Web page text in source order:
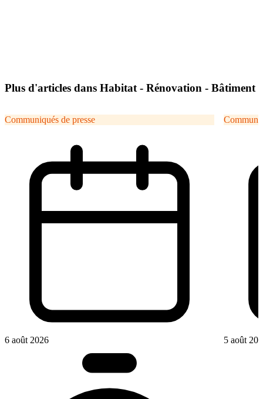
Plus d'articles dans Habitat - Rénovation - Bâtiment
Communiqués de presse
6 août 2026 5 août